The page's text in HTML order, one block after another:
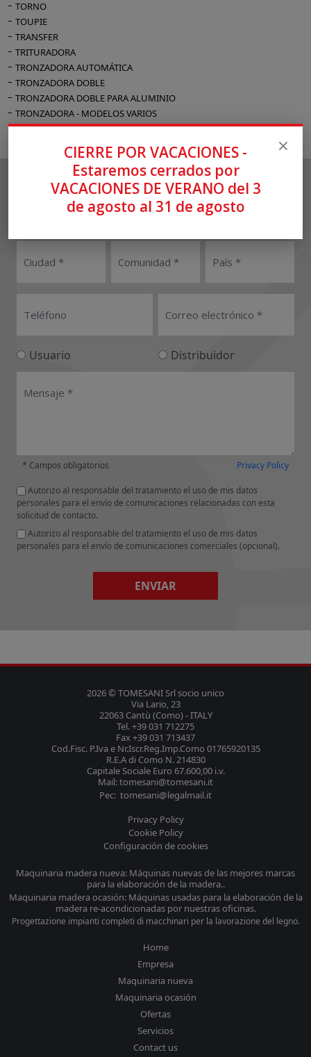
TORNO
TOUPIE
TRANSFER
TRITURADORA
TRONZADORA AUTOMÁTICA
TRONZADORA DOBLE
TRONZADORA DOBLE PARA ALUMINIO
TRONZADORA - MODELOS VARIOS
TRONZADORA PARA MARCOS
Usuario Distribuidor
* Campos obligatorios Privacy Policy
Autorizo al responsable del tratamiento el uso de mis datos
personales para el envío de comunicaciones relacionadas con esta
solicitud de contacto.
Autorizo al responsable del tratamiento el uso de mis datos
personales para el envío de comunicaciones comerciales (opcional).
ENVIAR
2026 © TOMESANI Srl socio unico
Via Lario, 23
22063 Cantù (Como) - ITALY
Tel. +39 031 712275
Fax +39 031 713437
Cod.Fisc. P.Iva e Nr.Iscr.Reg.Imp.Como 01765920135
R.E.A di Como N. 214830
Capitale Sociale Euro 67.600,00 i.v.
Mail: tomesani@tomesani.it
Pec: tomesani@legalmail.it
Privacy Policy
Cookie Policy
Configuración de cookies
Maquinaria madera nueva: Máquinas nuevas de las mejores marcas
para la elaboración de la madera..
Maquinaria madera ocasión: Máquinas usadas para la elaboración de la
madera re-acondicionadas por nuestras oficinas.
Progettazione impianti completi di macchinari per la lavorazione del legno.
Home
Empresa
Maquinaria nueva
Maquinaria ocasión
Ofertas
Servicios
Contact us
CIERRE POR VACACIONES -
Estaremos cerrados por
VACACIONES DE VERANO del 3
de agosto al 31 de agosto